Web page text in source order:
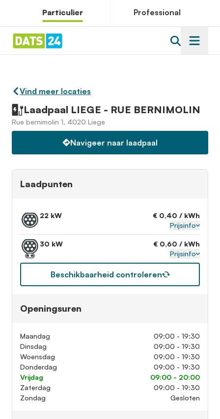
Particulier Professional
Vind meer locaties
Laadpaal LIEGE - RUE BERNIMOLIN
Rue bernimolin 1, 4020 Liege
Navigeer naar laadpaal
Laadpunten
22 kW
€ 0,40 / kWh
Prijsinfo
30 kW
€ 0,60 / kWh
Prijsinfo
Beschikbaarheid controleren
Openingsuren
Maandag
09:00 - 19:30
Dinsdag
09:00 - 19:30
Woensdag
09:00 - 19:30
Donderdag
09:00 - 19:30
Vrijdag
09:00 - 20:00
Zaterdag
09:00 - 19:30
Zondag
Gesloten